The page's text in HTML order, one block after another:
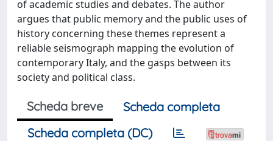
of academic studies and debates. The author
argues that public memory and the public uses of
history concerning these themes represent a
reliable seismograph mapping the evolution of
contemporary Italy, and the gasps between its
society and political class.
Scheda breve
Scheda completa
Scheda completa (DC)